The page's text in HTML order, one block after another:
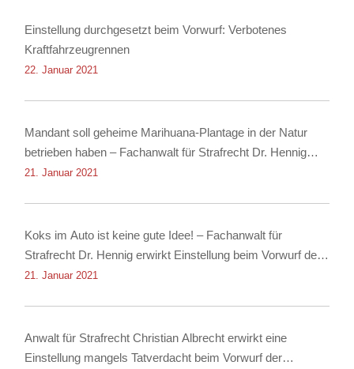
Einstellung durchgesetzt beim Vorwurf: Verbotenes
Kraftfahrzeugrennen
22. Januar 2021
Mandant soll geheime Marihuana-Plantage in der Natur
betrieben haben – Fachanwalt für Strafrecht Dr. Hennig
erwirkt Einstellung
21. Januar 2021
Koks im Auto ist keine gute Idee! – Fachanwalt für
Strafrecht Dr. Hennig erwirkt Einstellung beim Vorwurf des
Besitzes von Kokain!
21. Januar 2021
Anwalt für Strafrecht Christian Albrecht erwirkt eine
Einstellung mangels Tatverdacht beim Vorwurf der